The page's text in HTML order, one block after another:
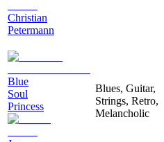
Christian
Petermann
Blue
Soul
Princess
Blues, Guitar,
Strings, Retro,
Melancholic